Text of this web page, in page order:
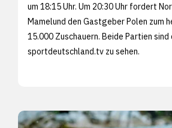
um 18:15 Uhr. Um 20:30 Uhr fordert
Mamelund den Gastgeber Polen zum
15.000 Zuschauern. Beide Partien
sportdeutschland.tv zu sehen.